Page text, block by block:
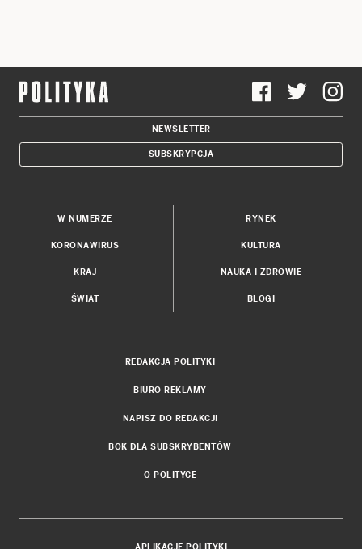
NEWSLETTER
SUBSKRYPCJA
W NUMERZE
KORONAWIRUS
KRAJ
ŚWIAT
RYNEK
KULTURA
NAUKA I ZDROWIE
BLOGI
REDAKCJA POLITYKI
BIURO REKLAMY
NAPISZ DO REDAKCJI
BOK DLA SUBSKRYBENTÓW
O POLITYCE
APLIKACJE POLITYKI